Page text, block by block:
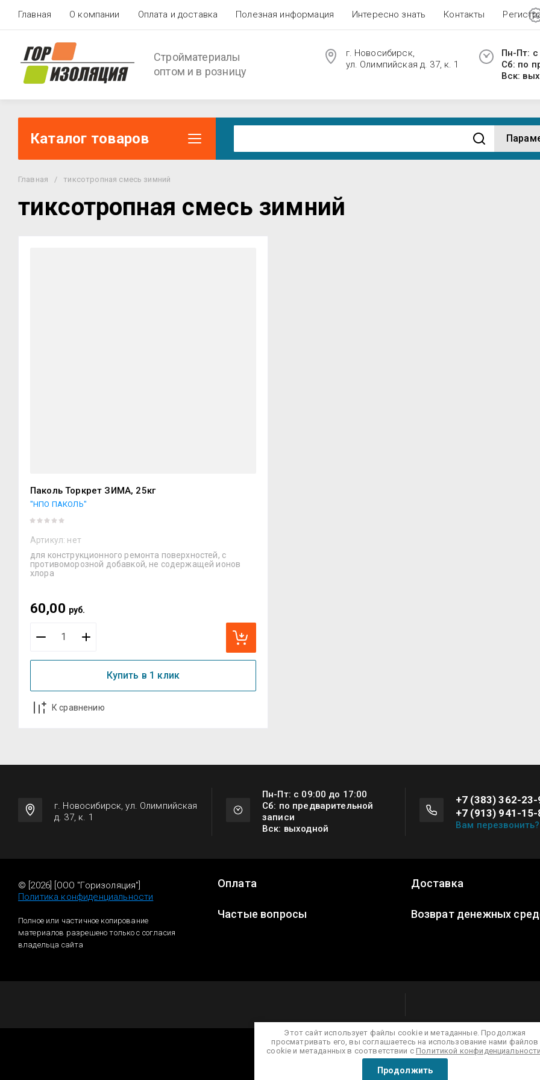
Этот сайт использует файлы cookie и метаданные. Продолжая
просматривать его, вы соглашаетесь на использование нами файлов
cookie и метаданных в соответствии с Политикой конфиденциальности
Продолжить
Главная О компании Оплата и доставка Полезная информация Интересно знать Контакты
Стройматериалы
оптом и в розницу
г. Новосибирск,
ул. Олимпийская д. 37, к. 1
Пн-Пт:
Сб: по
Вск:
Каталог товаров
Главная / тиксотропная смесь зимний
тиксотропная смесь зимний
Паколь Торкрет ЗИМА, 25кг
"НПО ПАКОЛЬ"
Артикул: нет
для конструкционного ремонта поверхностей, с
противоморозной добавкой, не содержащей ионов
хлора
60,00 руб.
Купить в 1 клик
К сравнению
0
г. Новосибирск, ул. Олимпийская
д. 37, к. 1
Пн-Пт: с 09:00 до 17:00
Сб: по предварительной
записи
Вск: выходной
+7 (383) 362-23-
+7 (913) 941-15-
Вам перезвонить?
© [2026] [ООО "Горизоляция"]
Политика конфиденциальности
Полное или частичное копирование
материалов разрешено только с согласия
владельца сайта
Оплата Доставка
Частые вопросы Возврат денежных